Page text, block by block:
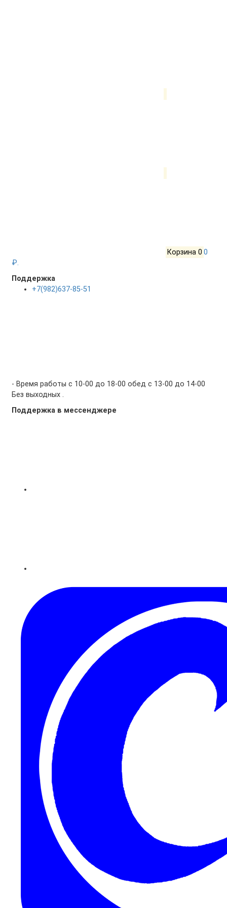
Корзина 0 0
₽.
Поддержка
+7(982)637-85-51
- Время работы с 10-00 до 18-00 обед с 13-00 до 14-00
Без выходных .
Поддержка в мессенджере